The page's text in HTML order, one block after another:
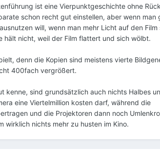
ist eine Vierpunktgeschichte ohne
schon recht gut einstellen, aber wenn man
will, wenn man mehr Licht auf den Film
hält nicht, weil der Film flattert und sich wölbt.
denn die Kopien sind meistens vierte
400fach vergrößert.
kenne, sind grundsätzlich auch nichts Halbes
eine Viertelmillion kosten darf, während die
und die Projektoren dann noch
wirklich nichts mehr zu husten im Kino.